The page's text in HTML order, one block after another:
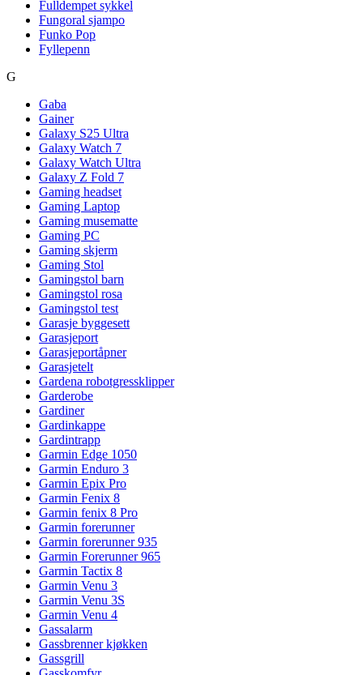
Fulldempet sykkel
Fungoral sjampo
Funko Pop
Fyllepenn
G
Gaba
Gainer
Galaxy S25 Ultra
Galaxy Watch 7
Galaxy Watch Ultra
Galaxy Z Fold 7
Gaming headset
Gaming Laptop
Gaming musematte
Gaming PC
Gaming skjerm
Gaming Stol
Gamingstol barn
Gamingstol rosa
Gamingstol test
Garasje byggesett
Garasjeport
Garasjeportåpner
Garasjetelt
Gardena robotgressklipper
Garderobe
Gardiner
Gardinkappe
Gardintrapp
Garmin Edge 1050
Garmin Enduro 3
Garmin Epix Pro
Garmin Fenix 8
Garmin fenix 8 Pro
Garmin forerunner
Garmin forerunner 935
Garmin Forerunner 965
Garmin Tactix 8
Garmin Venu 3
Garmin Venu 3S
Garmin Venu 4
Gassalarm
Gassbrenner kjøkken
Gassgrill